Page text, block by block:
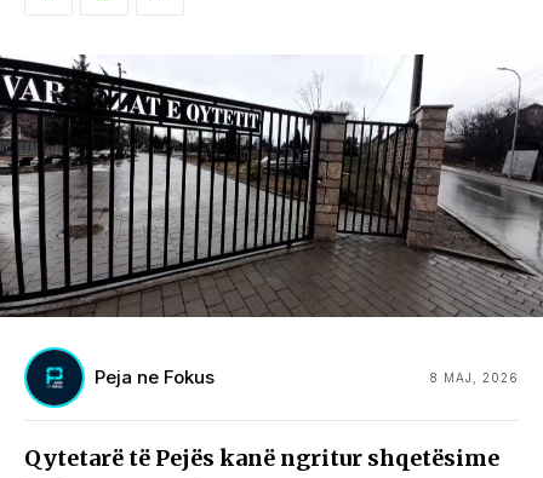
Peja ne Fokus 8 MAJ, 2026
Qytetarë të Pejës kanë ngritur shqetësime